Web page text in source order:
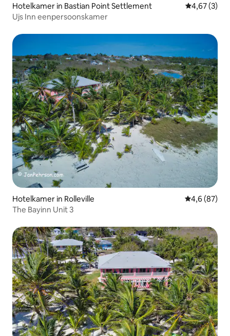
Hotelkamer in Bastian Point Settlement
4,67 (3)
Ujs Inn eenpersoonskamer
Hotelkamer in Rolleville Gemiddelde
4,6 (87)
The Bayinn Unit 3